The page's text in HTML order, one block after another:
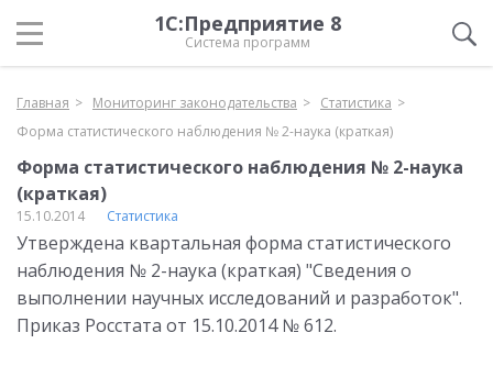
1С:Предприятие 8
Система программ
Главная Мониторинг законодательства
Статистика
Форма статистического наблюдения № 2-наука (краткая)
Форма статистического наблюдения № 2-наука
(краткая)
15.10.2014 Статистика
Утверждена квартальная форма статистического
наблюдения № 2-наука (краткая) "Сведения о
выполнении научных исследований и разработок".
Приказ Росстата от 15.10.2014 № 612.